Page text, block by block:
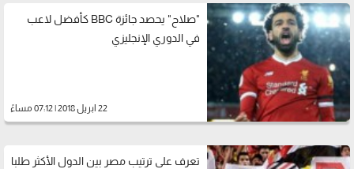
"صلاح" يحصد جائزة BBC كأفضل لاعب
في الدوري الإنجليزي
22 ابريل 2018 | 07:12 مساءً
تعرف على ترتيب مصر بين الدول الأكثر طلبا